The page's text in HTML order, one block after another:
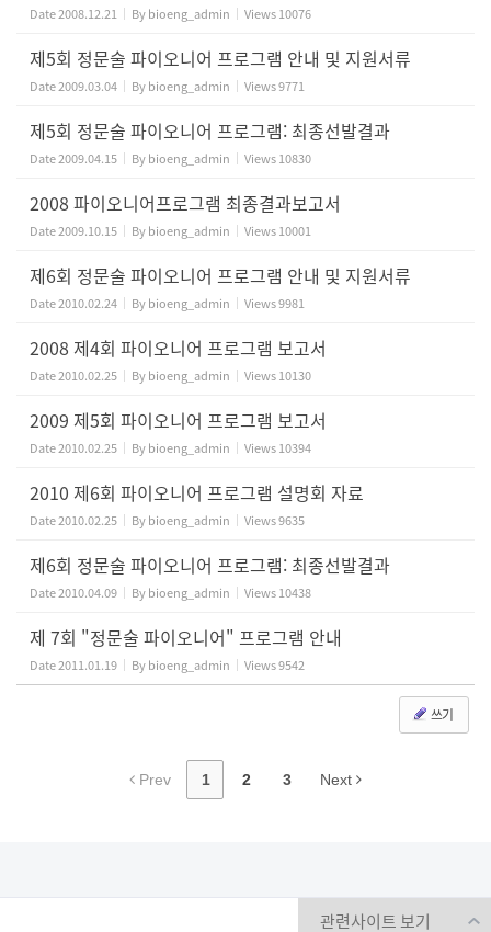
Date2008.12.21 Bybioeng_admin Views10076
제5회 정문술 파이오니어 프로그램 안내 및 지원서류
Date2009.03.04 Bybioeng_admin Views9771
제5회 정문술 파이오니어 프로그램: 최종선발결과
Date2009.04.15 Bybioeng_admin Views10830
2008 파이오니어프로그램 최종결과보고서
Date2009.10.15 Bybioeng_admin Views10001
제6회 정문술 파이오니어 프로그램 안내 및 지원서류
Date2010.02.24 Bybioeng_admin Views9981
2008 제4회 파이오니어 프로그램 보고서
Date2010.02.25 Bybioeng_admin Views10130
2009 제5회 파이오니어 프로그램 보고서
Date2010.02.25 Bybioeng_admin Views10394
2010 제6회 파이오니어 프로그램 설명회 자료
Date2010.02.25 Bybioeng_admin Views9635
제6회 정문술 파이오니어 프로그램: 최종선발결과
Date2010.04.09 Bybioeng_admin Views10438
제 7회 "정문술 파이오니어" 프로그램 안내
Date2011.01.19 Bybioeng_admin Views9542
쓰기
Prev 1 2 3 Next